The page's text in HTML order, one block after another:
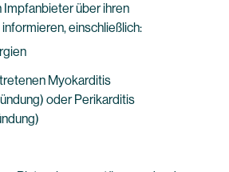
über ihren
einschließlich:
Myokarditis
oder Perikarditis